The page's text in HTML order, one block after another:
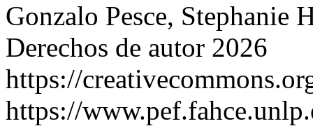
Gonzalo Pesce, Stephanie
Derechos de autor 2026
https://
https://